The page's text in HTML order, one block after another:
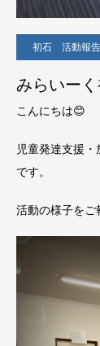
初石 活動報告
みらいー
こんにちは😊
児童発達支援
です。
活動の様子をご